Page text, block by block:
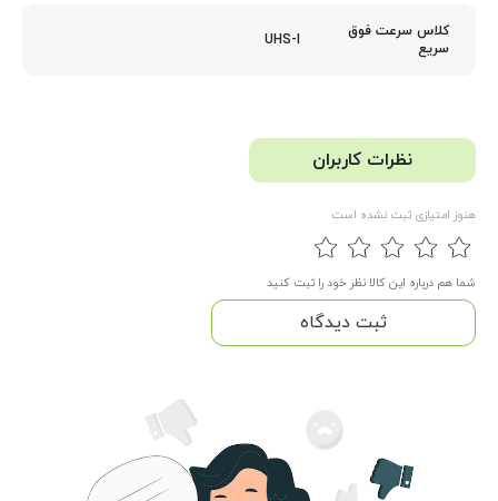
کلاس سرعت فوق
سریع
UHS-I
نظرات کاربران
هنوز امتیازی ثبت نشده است
شما هم درباره این کالا نظر خود را ثبت کنید
ثبت دیدگاه